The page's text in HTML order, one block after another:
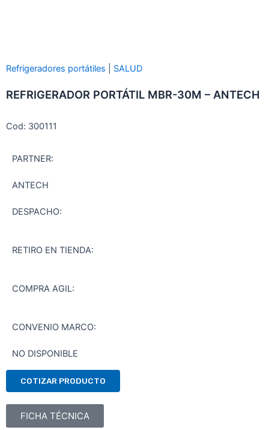
Refrigeradores portátiles SALUD
REFRIGERADOR PORTÁTIL MBR-30M – ANTECH
Cod: 300111
PARTNER:
ANTECH
DESPACHO:
RETIRO EN TIENDA:
COMPRA AGIL:
CONVENIO MARCO:
NO DISPONIBLE
COTIZAR PRODUCTO
FICHA TÉCNICA